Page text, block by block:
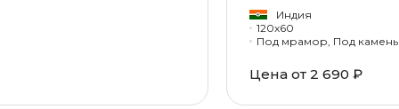
Индия
120x60
Под мрамор, Под камень
Цена от 2 690 ₽